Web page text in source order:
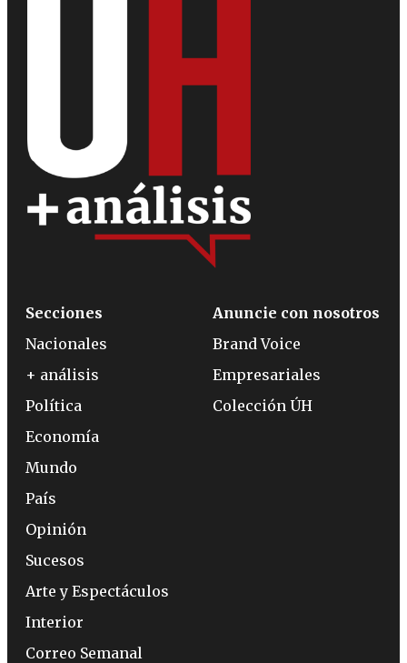
Secciones
Nacionales
+ análisis
Política
Economía
Mundo
País
Opinión
Sucesos
Arte y Espectáculos
Interior
Correo Semanal
Anuncie con nosotros
Brand Voice
Empresariales
Colección ÚH